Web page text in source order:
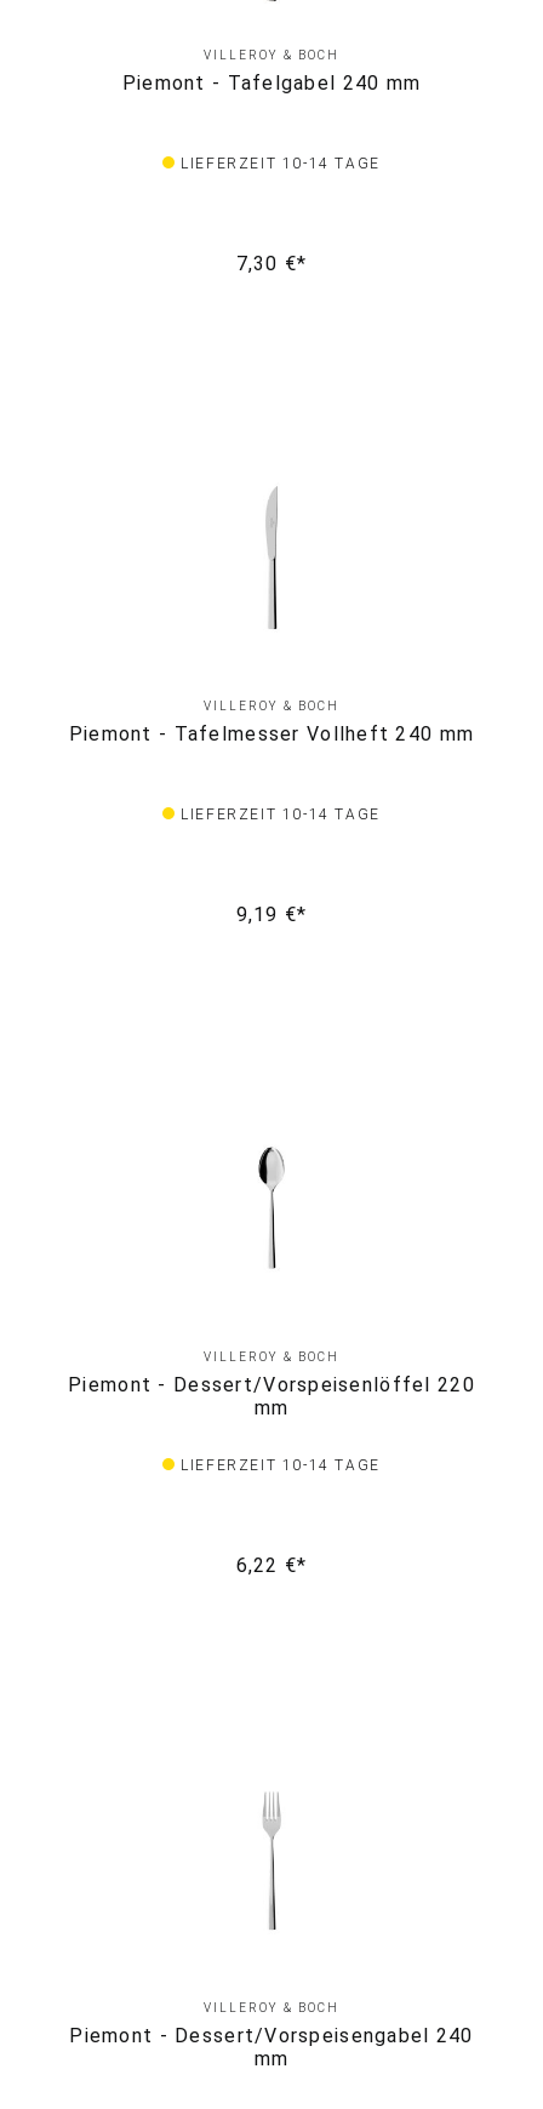
VILLEROY & BOCH
Piemont - Tafelgabel 240 mm
LIEFERZEIT 10-14 TAGE
7,30 €*
VILLEROY & BOCH
Piemont - Tafelmesser Vollheft 240 mm
LIEFERZEIT 10-14 TAGE
9,19 €*
VILLEROY & BOCH
Piemont - Dessert/Vorspeisenlöffel 220
mm
LIEFERZEIT 10-14 TAGE
6,22 €*
VILLEROY & BOCH
Piemont - Dessert/Vorspeisengabel 240
mm